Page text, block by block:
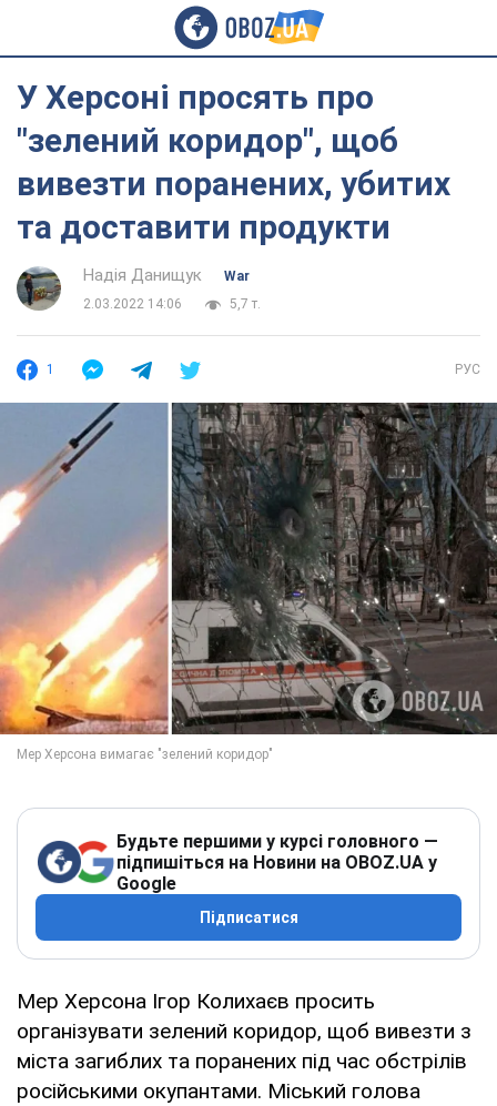
У Херсоні просять про
"зелений коридор", щоб
вивезти поранених, убитих
та доставити продукти
Надія Данищук
War
2.03.2022 14:06
5,7 т.
1 РУС
Будьте першими у курсі головного —
підпишіться на Новини на OBOZ.UA у
Google
Підписатися
Мер Херсона Ігор Колихаєв просить
організувати зелений коридор, щоб вивезти з
міста загиблих та поранених під час обстрілів
російськими окупантами. Міський голова